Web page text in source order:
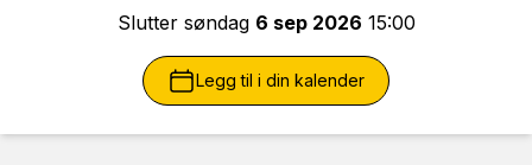
Slutter søndag 6 sep 2026 15:00
Legg til i din kalender